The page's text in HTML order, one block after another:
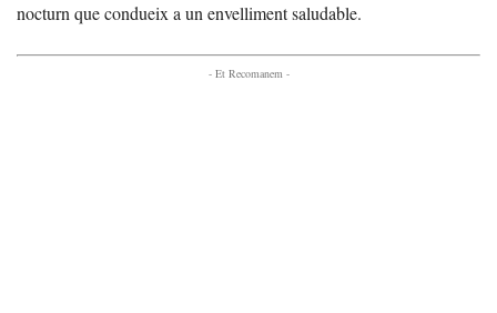
nocturn que condueix a un envelliment saludable.
- Et Recomanem -